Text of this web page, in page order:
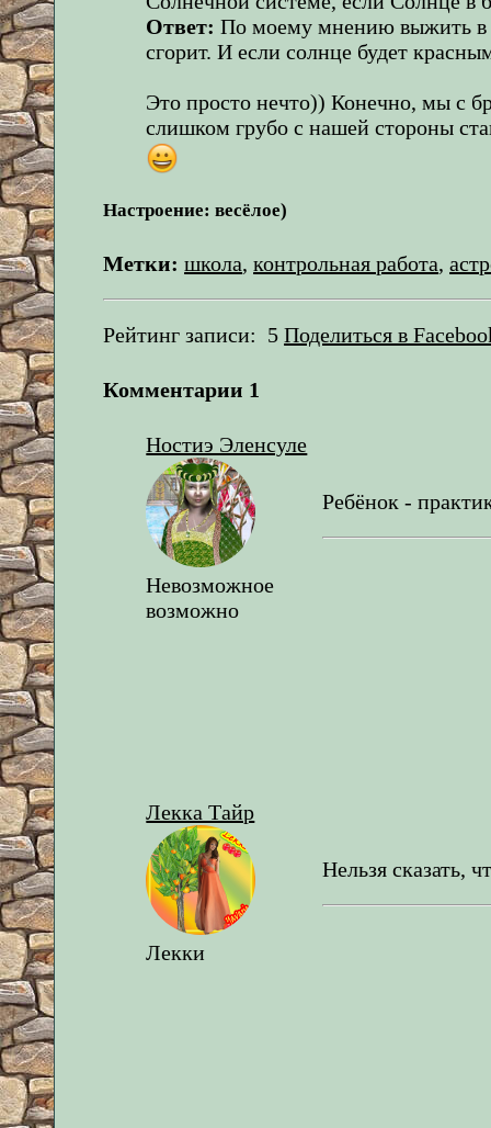
Ответ: По моему мнению выжить в
сгорит. И если солнце будет
Это просто нечто)) Конечно, мы с
слишком грубо с нашей стороны
Настроение: весёлое)
Метки: школа,контрольная работа,
Рейтинг записи: 5 Поделиться в
Комментарии 1
Ностиэ Эленсуле
Невозможное
возможно
Ребёнок -
Лекка Тайр
Лекки
Нельзя сказать,